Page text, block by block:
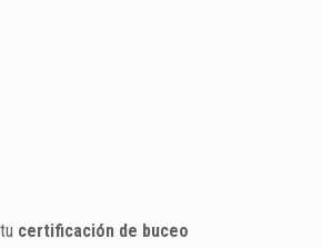
certificación de buceo